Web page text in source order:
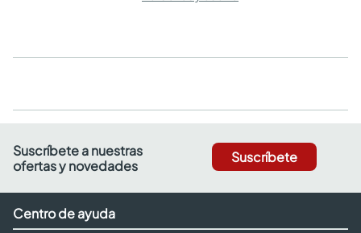
Suscríbete a nuestras
ofertas y novedades
Suscríbete
Centro de ayuda